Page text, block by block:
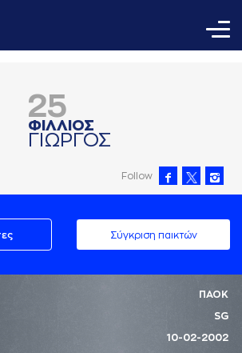
25
ΦΙΛΛΙΟΣ
ΓΙΩΡΓΟΣ
Follow
Σύγκριση παικτών
ΠΑΟΚ
SG
10-02-2002